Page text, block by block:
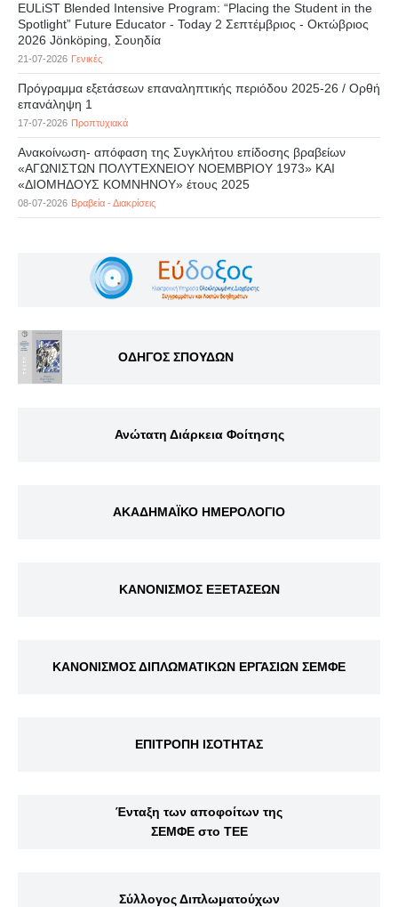
EULiST Blended Intensive Program: “Placing the Student in the
Spotlight” Future Educator - Today 2 Σεπτέμβριος - Οκτώβριος
2026 Jönköping, Σουηδία
21-07-2026 Γενικές
Πρόγραμμα εξετάσεων επαναληπτικής περιόδου 2025-26 / Ορθή
επανάληψη 1
17-07-2026 Προπτυχιακά
Ανακοίνωση- απόφαση της Συγκλήτου επίδοσης βραβείων
«ΑΓΩΝΙΣΤΩΝ ΠΟΛΥΤΕΧΝΕΙΟΥ ΝΟΕΜΒΡΙΟΥ 1973» ΚΑΙ
«ΔΙΟΜΗΔΟΥΣ ΚΟΜΝΗΝΟΥ» έτους 2025
08-07-2026 Βραβεία - Διακρίσεις
ΟΔΗΓΟΣ ΣΠΟΥΔΩΝ
Ανώτατη Διάρκεια Φοίτησης
ΑΚΑΔΗΜΑΪΚΟ ΗΜΕΡΟΛΟΓΙΟ
ΚΑΝΟΝΙΣΜΟΣ ΕΞΕΤΑΣΕΩΝ
ΚΑΝΟΝΙΣΜΟΣ ΔΙΠΛΩΜΑΤΙΚΩΝ ΕΡΓΑΣΙΩΝ ΣΕΜΦΕ
ΕΠΙΤΡΟΠΗ ΙΣΟΤΗΤΑΣ
Ένταξη των αποφοίτων της
ΣΕΜΦΕ στο ΤΕΕ
Σύλλογος Διπλωματούχων